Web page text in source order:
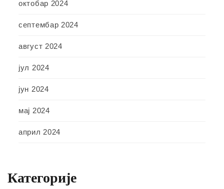
октобар 2024
септембар 2024
август 2024
јул 2024
јун 2024
мај 2024
април 2024
Категорије